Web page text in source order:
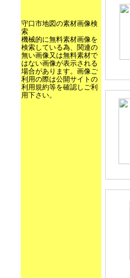
守口市地図の素材画像検
索
機械的に無料素材画像を
検索している為、関連の
無い画像又は無料素材で
はない画像が表示される
場合があります。画像ご
利用の際は公開サイトの
利用規約等を確認しご利
用下さい。